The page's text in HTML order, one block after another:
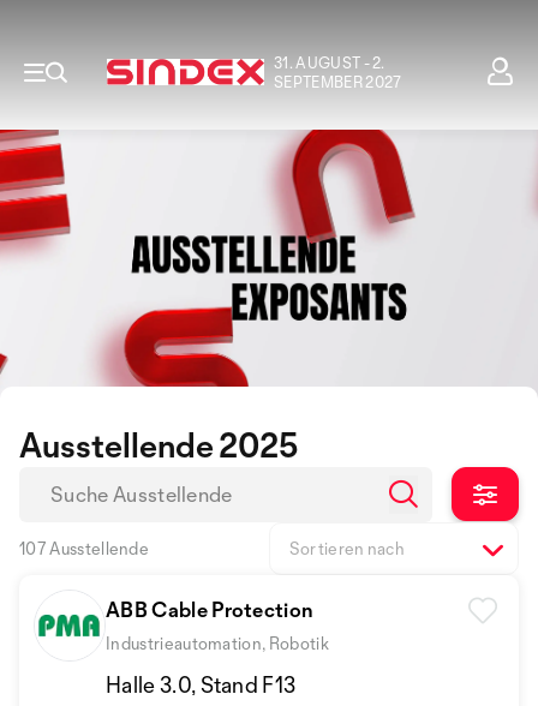
31. AUGUST - 2.
SEPTEMBER 2027
Ausstellende 2025
107 Ausstellende Sortieren nach
ABB Cable Protection
Industrieautomation, Robotik
Halle 3.0, Stand F13